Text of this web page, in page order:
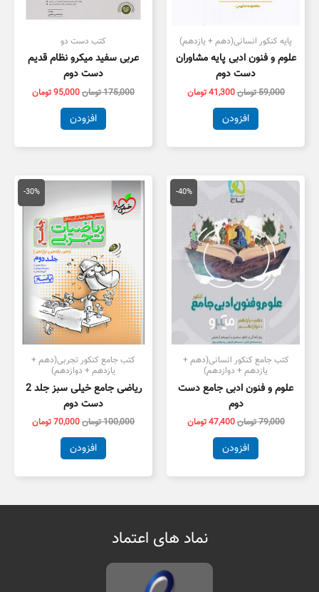
پایه کنکور انسانی(دهم + یازدهم)
علوم و فنون ادبی پایه مشاوران
دست دوم
59,000تومان41,300تومان
افزودن
کتب دست دو
عربی سفید میکرو نظام قدیم
دست دوم
175,000تومان95,000تومان
افزودن
-40%
کتب جامع کنکور انسانی(دهم +
یازدهم + دوازدهم)
علوم و فنون ادبی جامع دست
دوم
79,000تومان
قیمت
اصلی
79,000 تومان
بود.
47,400تومان
قیمت
فعلی
افزودن
-30%
کتب جامع کنکور تجربی(دهم +
یازدهم + دوازدهم)
ریاضی جامع خیلی سبز جلد 2
دست دوم
100,000تومان
قیمت
100,000 تومان
بود.
70,000تومان
قیمت
فعلی
افزودن
نماد های اعتماد